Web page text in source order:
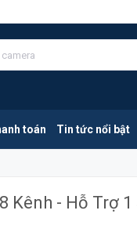
toán Tin tức nổi bật
Kênh - Hỗ Trợ